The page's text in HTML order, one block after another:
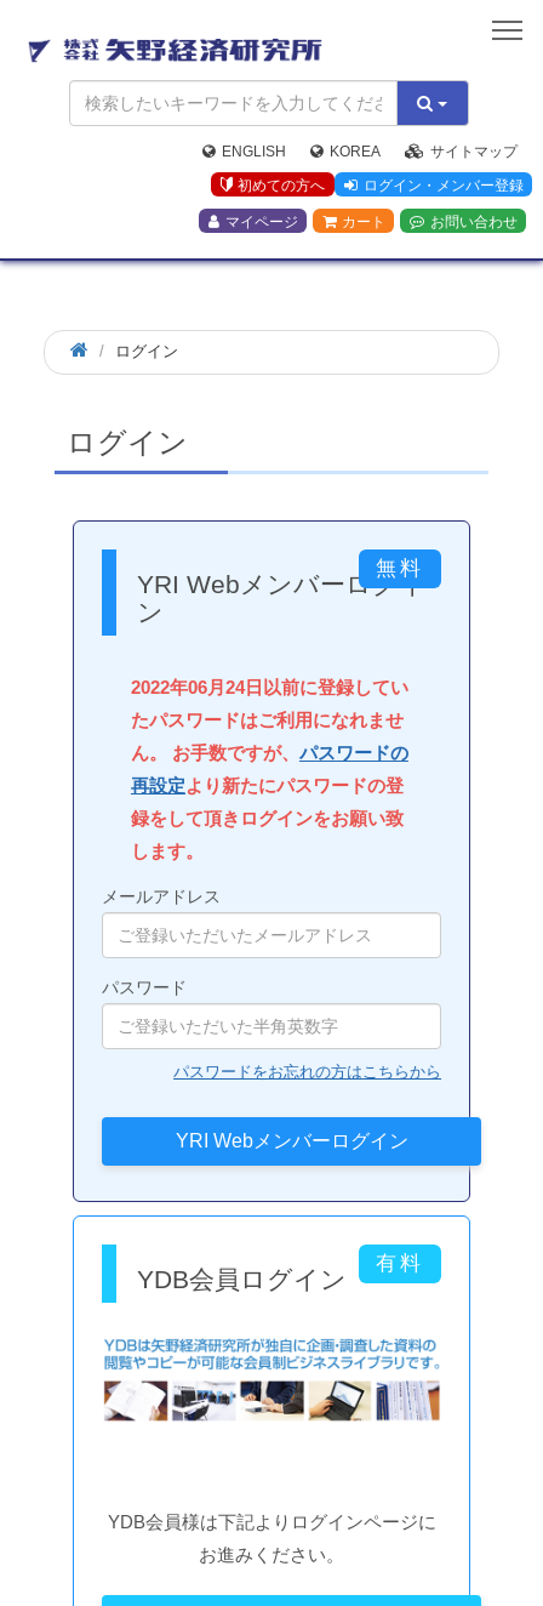
矢
野
経
済
研
究
所
ENGLISH KOREA
サイトマップ
初めての方へ
ログイン・メンバー登録
マイページ カート お問い合わせ
ログイン
ログイン
YRI Webメンバーログイ
ン
2022年06月24日以前に登録してい
たパスワードはご利用になれませ
ん。 お手数ですが、 パスワードの
再設定より新たにパスワードの登
録をして頂きログインをお願い致
します。
メールアドレス
パスワード
パスワードをお忘れの方はこちらから
YDB会員ログイン
YDB会員様は下記よりログインページに
お進みください。